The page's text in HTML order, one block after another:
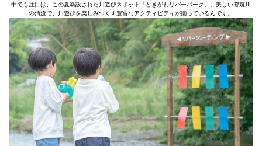
中でも注目は、この夏新設された川遊びスポット「ときがわリバーパーク」。美しい都幾川
の清流で、川遊びを楽しみつくす豊富なアクティビティが揃っているんです。